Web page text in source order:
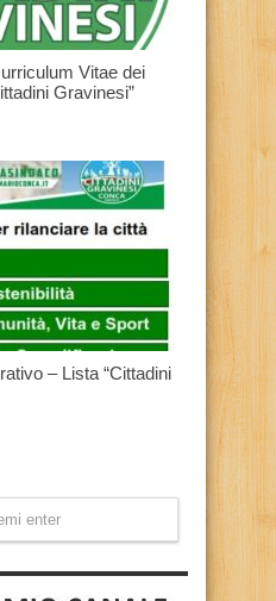
Vitae dei
Gravinesi”
– Lista “Cittadini